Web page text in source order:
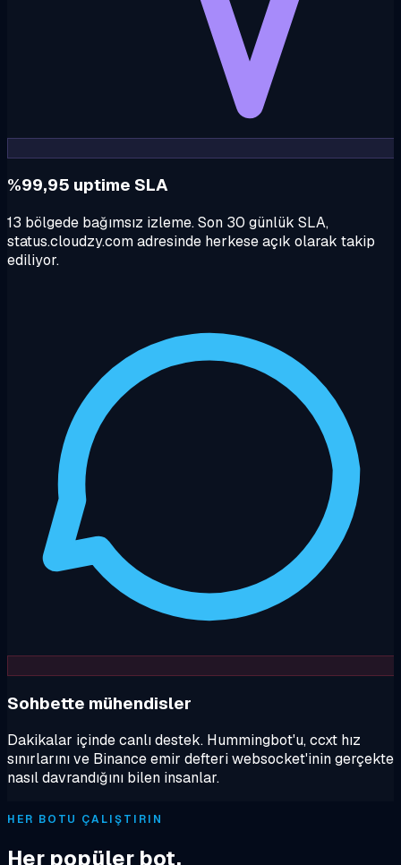
%99,95 uptime SLA
13 bölgede bağımsız izleme. Son 30 günlük SLA,
status.cloudzy.com adresinde herkese açık olarak takip
ediliyor.
Sohbette mühendisler
Dakikalar içinde canlı destek. Hummingbot'u, ccxt hız
sınırlarını ve Binance emir defteri websocket'inin gerçekte
nasıl davrandığını bilen insanlar.
HER BOTU ÇALIŞTIRIN
Her popüler bot.